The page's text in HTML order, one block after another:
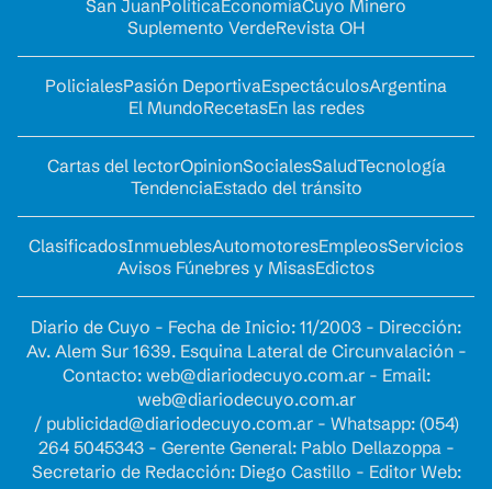
San JuanPolíticaEconomíaCuyo Minero
Suplemento VerdeRevista OH
PolicialesPasión DeportivaEspectáculosArgentina
El MundoRecetasEn las redes
Cartas del lectorOpinionSocialesSaludTecnología
TendenciaEstado del tránsito
ClasificadosInmueblesAutomotoresEmpleosServicios
Avisos Fúnebres y MisasEdictos
Diario de Cuyo - Fecha de Inicio: 11/2003 - Dirección:
Av. Alem Sur 1639. Esquina Lateral de Circunvalación -
Contacto: web@diariodecuyo.com.ar- Email:
web@diariodecuyo.com.ar
/ publicidad@diariodecuyo.com.ar- Whatsapp: (054)
264 5045343 - Gerente General: Pablo Dellazoppa -
Secretario de Redacción: Diego Castillo - Editor Web: